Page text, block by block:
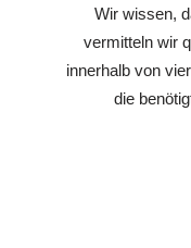
Wir wissen,
vermitteln wir
innerhalb von
die